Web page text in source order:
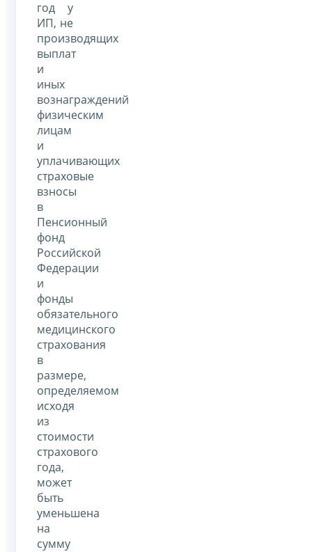
год у
ИП, не
производящих
выплат
и
иных
вознаграждений
физическим
лицам
и
уплачивающих
страховые
взносы
в
Пенсионный
фонд
Российской
Федерации
и
фонды
обязательного
медицинского
страхования
в
размере,
определяемом
исходя
из
стоимости
страхового
года,
может
быть
уменьшена
на
сумму